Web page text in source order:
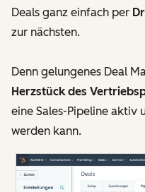
Deals ganz einfach per
zur nächsten.
Denn gelungenes Deal
Herzstück des
eine Sales-Pipeline aktiv
werden kann.